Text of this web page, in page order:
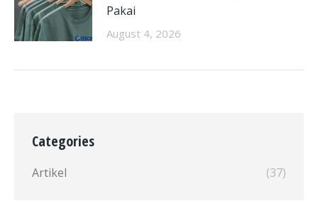
Pakai
August 4, 2026
Categories
Artikel (37)